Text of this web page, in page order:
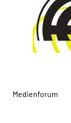
Medienforum